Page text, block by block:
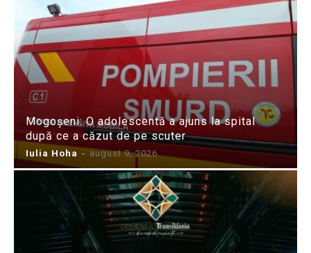
Mogoșeni: O adolescentă a ajuns la spital
după ce a căzut de pe scuter
Iulia Hoha - august 9, 2026